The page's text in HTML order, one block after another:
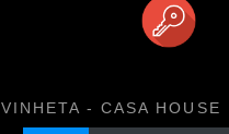
VINHETA - CASA HOUSE